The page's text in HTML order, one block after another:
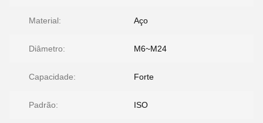
Material: Aço
Diâmetro: M6~M24
Capacidade: Forte
Padrão: ISO